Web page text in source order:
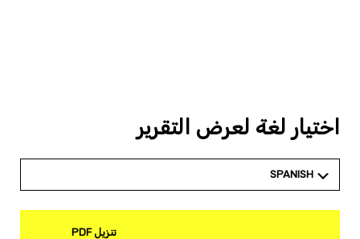
اختيار لغة لعرض التقرير
SPANISH
تنزيل PDF